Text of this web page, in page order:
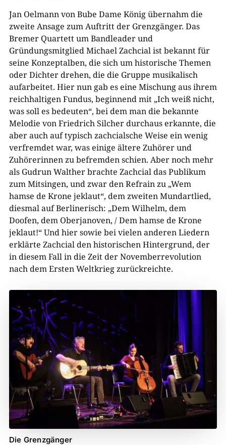
Jan Oelmann von Bube Dame König übernahm die
zweite Ansage zum Auftritt der Grenzgänger. Das
Bremer Quartett um Bandleader und
Gründungsmitglied Michael Zachcial ist bekannt für
seine Konzeptalben, die sich um historische Themen
oder Dichter drehen, die die Gruppe musikalisch
aufarbeitet. Hier nun gab es eine Mischung aus ihrem
reichhaltigen Fundus, beginnend mit „Ich weiß nicht,
was soll es bedeuten“, bei dem man die bekannte
Melodie von Friedrich Silcher durchaus erkannte, die
aber auch auf typisch zachcialsche Weise ein wenig
verfremdet war, was einige ältere Zuhörer und
Zuhörerinnen zu befremden schien. Aber noch mehr
als Gudrun Walther brachte Zachcial das Publikum
zum Mitsingen, und zwar den Refrain zu „Wem
hamse de Krone jeklaut“, dem zweiten Mundartlied,
diesmal auf Berlinerisch: „Dem Wilhelm, dem
Doofen, dem Oberjanoven, / Dem hamse de Krone
jeklaut!“ Und hier sowie bei vielen anderen Liedern
erklärte Zachcial den historischen Hintergrund, der
in diesem Fall in die Zeit der Novemberrevolution
nach dem Ersten Weltkrieg zurückreichte.
Die Grenzgänger